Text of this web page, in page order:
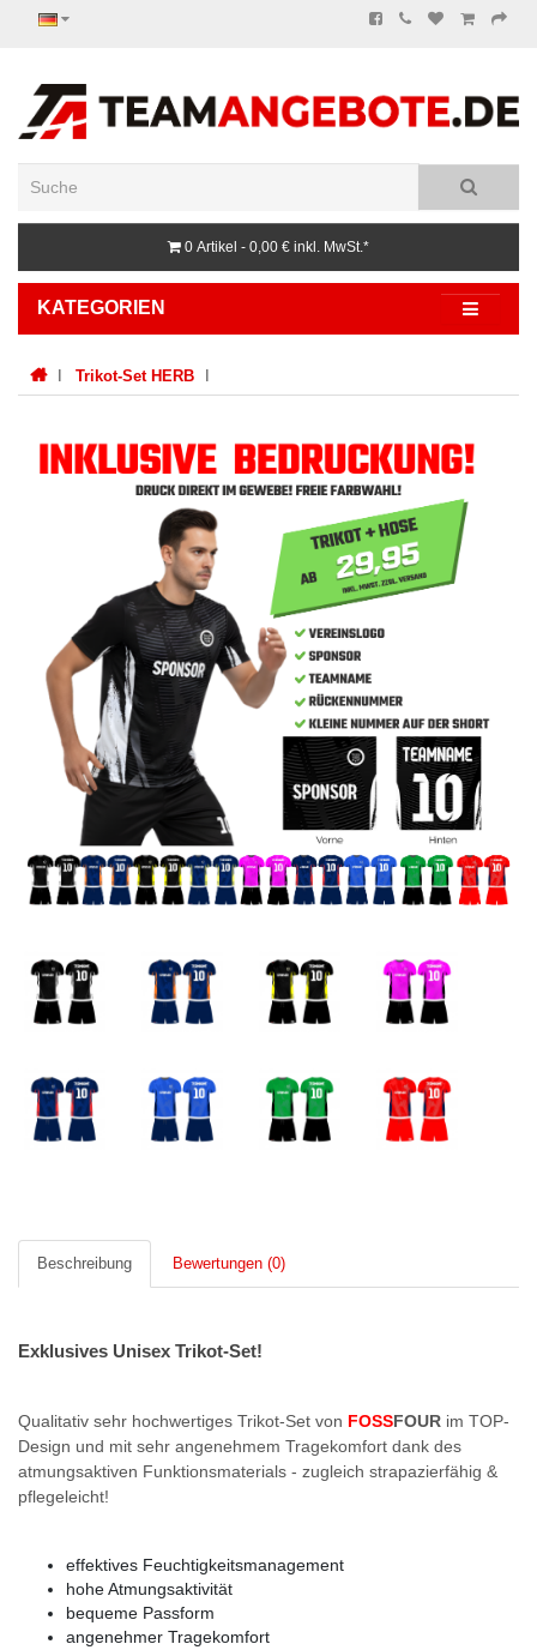
0 Artikel - 0,00 € inkl. MwSt.*
KATEGORIEN
Trikot-Set HERB
Beschreibung Bewertungen (0)
Exklusives Unisex Trikot-Set!
Qualitativ sehr hochwertiges Trikot-Set von FOSSFOUR im TOP-
Design und mit sehr angenehmem Tragekomfort dank des
atmungsaktiven Funktionsmaterials - zugleich strapazierfähig &
pflegeleicht!
effektives Feuchtigkeitsmanagement
hohe Atmungsaktivität
bequeme Passform
angenehmer Tragekomfort